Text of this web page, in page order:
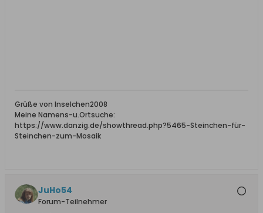
Grüße von Inselchen2008
Meine Namens-u.Ortsuche:
https://www.danzig.de/showthread.php?5465-Steinchen-für-
Steinchen-zum-Mosaik
JuHo54
Forum-Teilnehmer